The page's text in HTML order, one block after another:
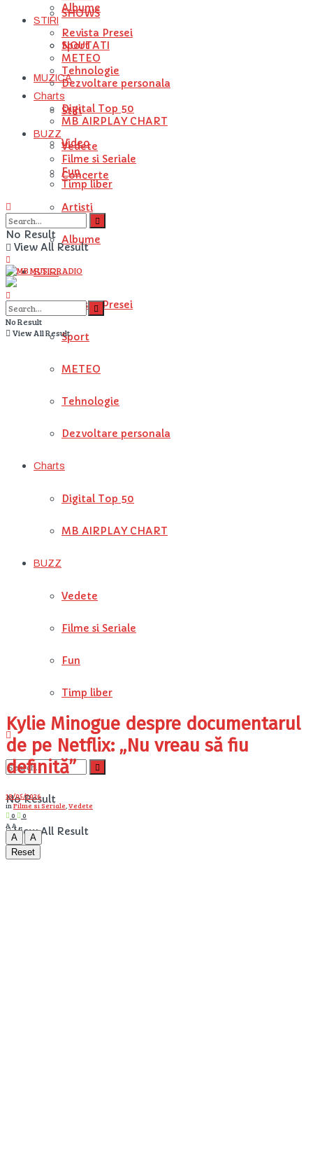
SHOWS
NOUTATI
MUZICA
Stiri
Video
Concerte
Artisti
Albume
STIRI
Revista Presei
Sport
METEO
Tehnologie
Dezvoltare personala
Charts
Digital Top 50
MB AIRPLAY CHART
BUZZ
Vedete
Filme si Seriale
Fun
Timp liber
No Result
View All Result
Albume
STIRI
Revista Presei
Sport
METEO
Tehnologie
Dezvoltare personala
Charts
Digital Top 50
MB AIRPLAY CHART
BUZZ
Vedete
Filme si Seriale
Fun
Timp liber
No Result
View All Result
No Result
View All Result
Kylie Minogue despre documentarul
de pe Netflix: „Nu vreau să fiu
definită”
18/05/2026
inFilme si Seriale,Vedete
0
0
AA
A
A
Reset